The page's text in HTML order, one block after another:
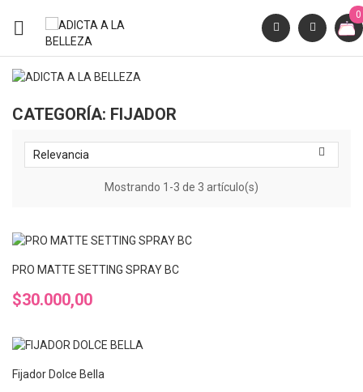

0
CATEGORÍA: FIJADOR
Relevancia 
Mostrando 1-3 de 3 artículo(s)
PRO MATTE SETTING SPRAY BC
Precio
$30.000,00
Fijador Dolce Bella